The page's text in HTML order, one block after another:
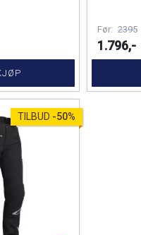
Før: 2395
1.796,-
TILBUD -50%